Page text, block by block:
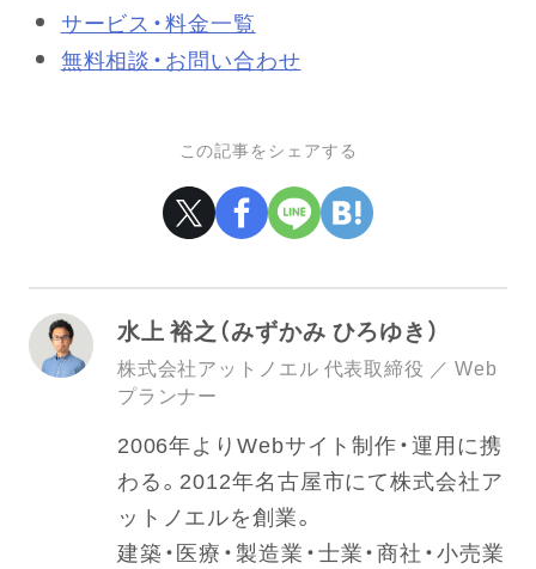
サービス・料金一覧
無料相談・お問い合わせ
この記事をシェアする
水上 裕之（みずかみ ひろゆき）
株式会社アットノエル 代表取締役 ／ Web
プランナー
2006年よりWebサイト制作・運用に携
わる。2012年名古屋市にて株式会社ア
ットノエルを創業。
建築・医療・製造業・士業・商社・小売業